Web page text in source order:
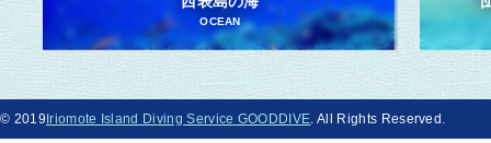
OCEAN
© 2019Iriomote Island Diving Service GOODDIVE . All Rights Reserved.